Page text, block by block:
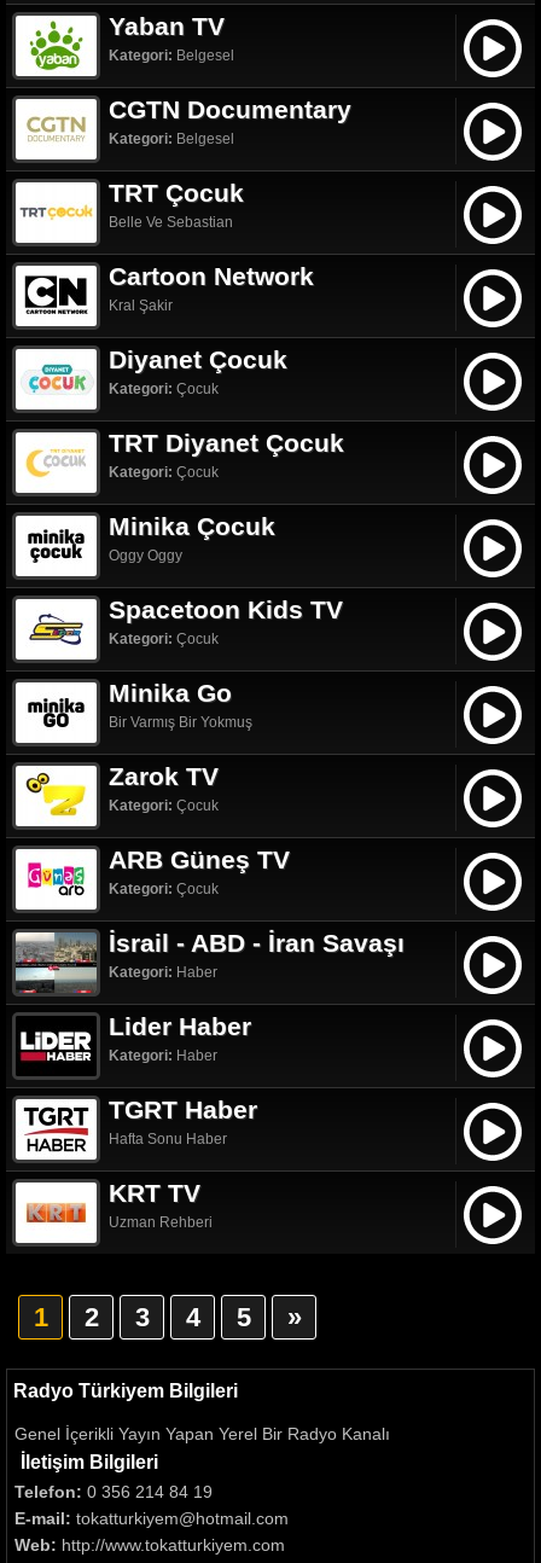
Yaban TV
Kategori: Belgesel
CGTN Documentary
Kategori: Belgesel
TRT Çocuk
Belle Ve Sebastian
Cartoon Network
Kral Şakir
Diyanet Çocuk
Kategori: Çocuk
TRT Diyanet Çocuk
Kategori: Çocuk
Minika Çocuk
Oggy Oggy
Spacetoon Kids TV
Kategori: Çocuk
Minika Go
Bir Varmış Bir Yokmuş
Zarok TV
Kategori: Çocuk
ARB Güneş TV
Kategori: Çocuk
İsrail - ABD - İran Savaşı
Kategori: Haber
Lider Haber
Kategori: Haber
TGRT Haber
Hafta Sonu Haber
KRT TV
Uzman Rehberi
1 2 3 4 5 »
Radyo Türkiyem Bilgileri
Genel İçerikli Yayın Yapan Yerel Bir Radyo Kanalı
İletişim Bilgileri
Telefon: 0 356 214 84 19
E-mail: tokatturkiyem@hotmail.com
Web: http://www.tokatturkiyem.com